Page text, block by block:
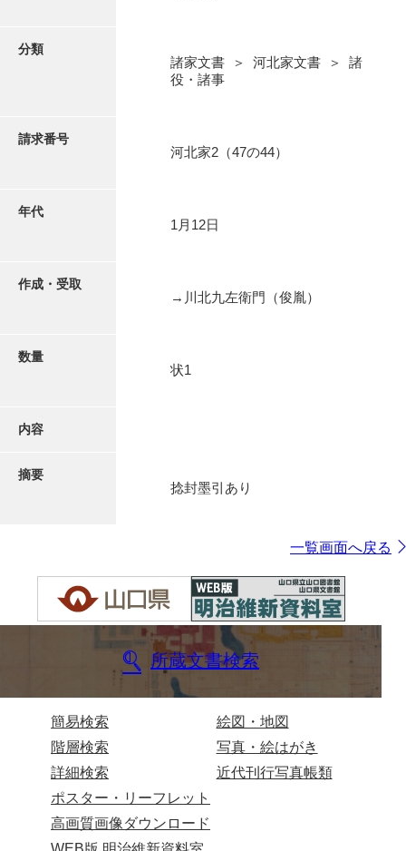
写真・絵はがき
高画質画像ダウンロード
分類
諸家文書 ＞ 河北家文書 ＞ 諸
役・諸事
請求番号
河北家2（47の44）
年代
1月12日
作成・受取
→川北九左衛門（俊胤）
数量
状1
内容
摘要
捻封墨引あり
一覧画面へ戻る
所蔵文書検索
簡易検索
階層検索
詳細検索
絵図・地図
写真・絵はがき
近代刊行写真帳類
ポスター・リーフレット
高画質画像ダウンロード